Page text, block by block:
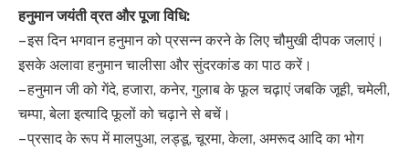
हनुमान जयंती व्रत और पूजा विधि:
– इस दिन भगवान हनुमान को प्रसन्न करने के लिए चौमुखी दीपक जलाएं।
इसके अलावा हनुमान चालीसा और सुंदरकांड का पाठ करें।
– हनुमान जी को गेंदे, हजारा, कनेर, गुलाब के फूल चढ़ाएं जबकि जूही, चमेली,
चम्पा, बेला इत्यादि फूलों को चढ़ाने से बचें।
– प्रसाद के रूप में मालपुआ, लड्डू, चूरमा, केला, अमरूद आदि का भोग